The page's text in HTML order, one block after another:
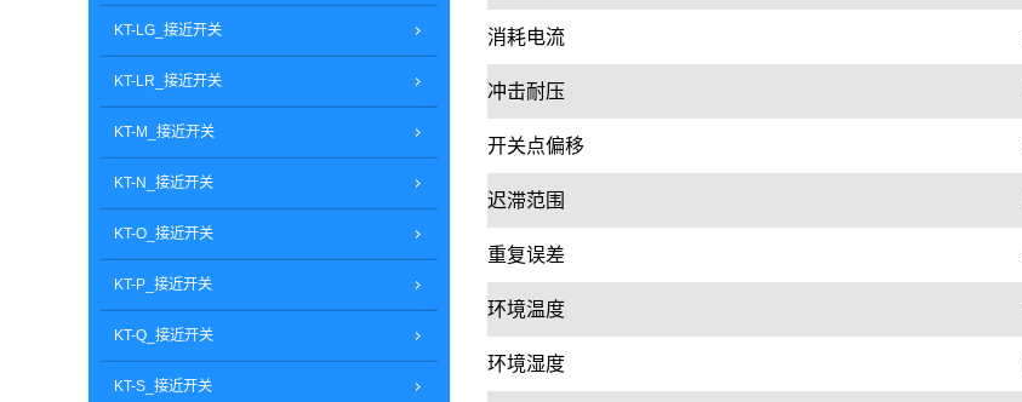
消耗电流
冲击耐压
开关点偏移
迟滞范围
重复误差
环境温度
环境湿度
KT-LG_接近开关
KT-LR_接近开关
KT-M_接近开关
KT-N_接近开关
KT-O_接近开关
KT-P_接近开关
KT-Q_接近开关
KT-S_接近开关